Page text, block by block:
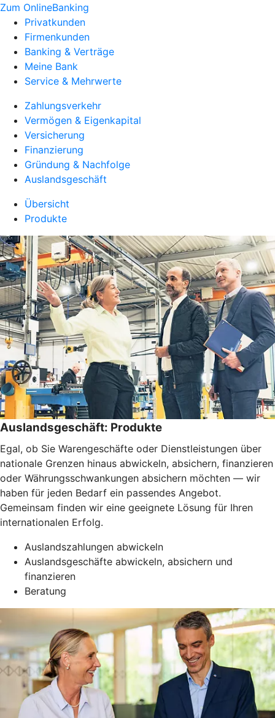
Zum OnlineBanking
Privatkunden
Firmenkunden
Banking & Verträge
Meine Bank
Service & Mehrwerte
Zahlungsverkehr
Vermögen & Eigenkapital
Versicherung
Finanzierung
Gründung & Nachfolge
Auslandsgeschäft
Übersicht
Produkte
Auslandsgeschäft: Produkte
Egal, ob Sie Warengeschäfte oder Dienstleistungen über
nationale Grenzen hinaus abwickeln, absichern, finanzieren
oder Währungsschwankungen absichern möchten — wir
haben für jeden Bedarf ein passendes Angebot.
Gemeinsam finden wir eine geeignete Lösung für Ihren
internationalen Erfolg.
Auslandszahlungen abwickeln
Auslandsgeschäfte abwickeln, absichern und
finanzieren
Beratung